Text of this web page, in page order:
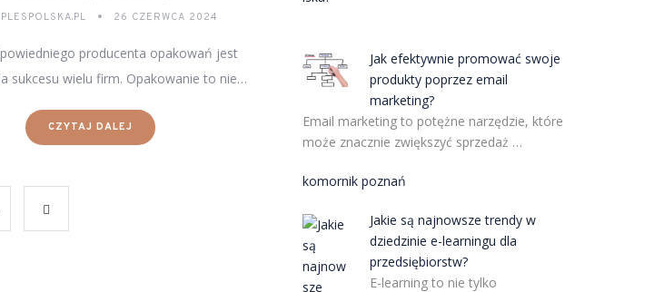
26 CZERWCA 2024
producenta opakowań jest
sukcesu wielu firm. Opakowanie to nie…
CZYTAJ DALEJ
Jak efektywnie promować swoje
produkty poprzez email
marketing?
Email marketing to potężne narzędzie, które
może znacznie zwiększyć sprzedaż …
komornik poznań
Jakie są najnowsze trendy w
dziedzinie e-learningu dla
przedsiębiorstw?
E-learning to nie tylko